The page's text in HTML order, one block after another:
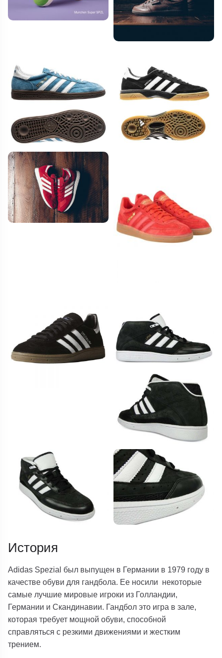
История
Adidas Spezial был выпущен в Германии в 1979 году в
качестве обуви для гандбола. Ее носили некоторые
самые лучшие мировые игроки из Голландии,
Германии и Скандинавии. Гандбол это игра в зале,
которая требует мощной обуви, способной
справляться с резкими движениями и жестким
трением.